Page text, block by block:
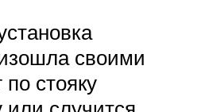
своими
стояку